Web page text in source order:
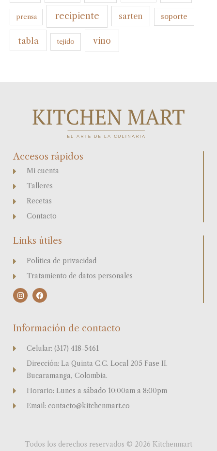
prensa recipiente sarten soporte
tabla tejido vino
Accesos rápidos
Mi cuenta
Talleres
Recetas
Contacto
Links útiles
Política de privacidad
Tratamiento de datos personales
I
n
g
F
a
o
k
Información de contacto
Celular: (317) 418-5461
Dirección: La Quinta C.C. Local 205 Fase II.
Bucaramanga, Colombia.
Horario: Lunes a sábado 10:00am a 8:00pm
Email: contacto@kitchenmart.co
Todos los derechos reservados © 2026 Kitchenmart